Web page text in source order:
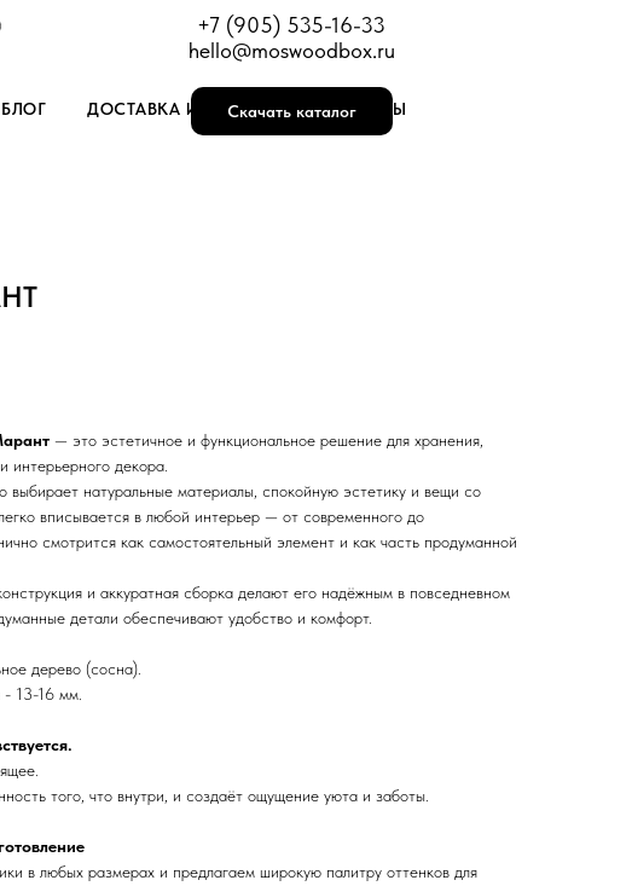
+7 (905) 535-16-33
hello@moswoodbox.ru
Скачать каталог
БЛОГ ДОСТАВКА И ОПЛАТА КОНТАКТЫ
— это эстетичное и функциональное решение для хранения,
интерьерного декора.
выбирает натуральные материалы, спокойную эстетику и вещи со
вписывается в любой интерьер — от современного до
смотрится как самостоятельный элемент и как часть продуманной
и аккуратная сборка делают его надёжным в повседневном
детали обеспечивают удобство и комфорт.
дерево (сосна).
- 13-16 мм.
того, что внутри, и создаёт ощущение уюта и заботы.
в любых размерах и предлагаем широкую палитру оттенков для